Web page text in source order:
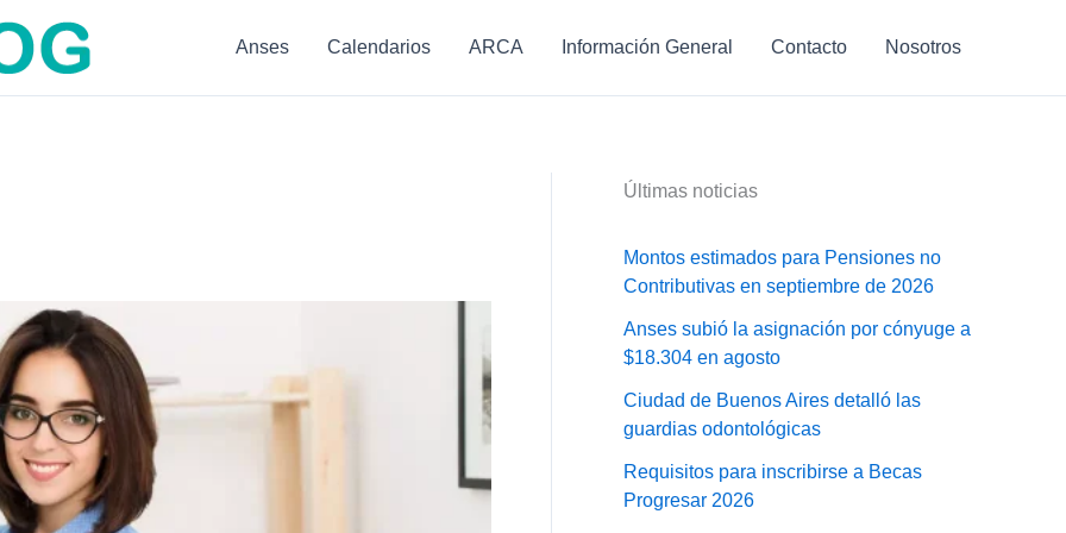
Anses Calendarios ARCA Información General Contacto Nosotros
Últimas noticias
Montos estimados para Pensiones no
Contributivas en septiembre de 2026
Anses subió la asignación por cónyuge a
$18.304 en agosto
Ciudad de Buenos Aires detalló las
guardias odontológicas
Requisitos para inscribirse a Becas
Progresar 2026